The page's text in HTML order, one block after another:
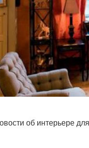
об интерьере